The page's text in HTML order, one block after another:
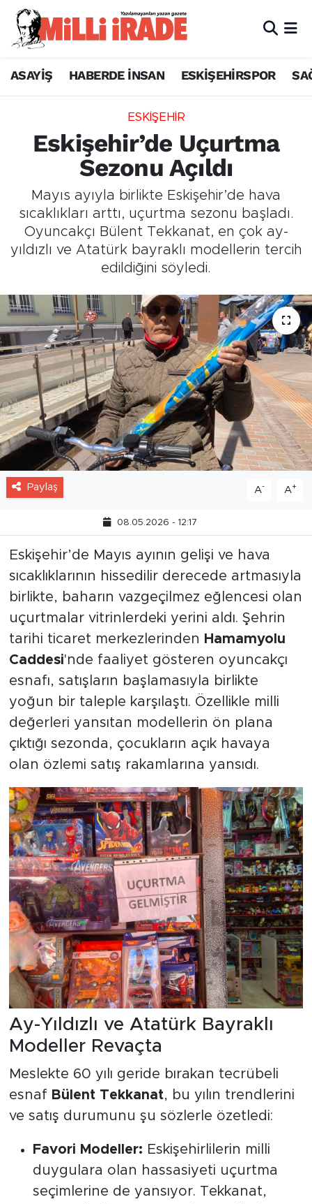
ASAYİŞ HABERDE İNSAN ESKİŞEHİRSPOR
ESKİŞEHİR
Eskişehir’de Uçurtma
Sezonu Açıldı
Mayıs ayıyla birlikte Eskişehir’de hava
sıcaklıkları arttı, uçurtma sezonu başladı.
Oyuncakçı Bülent Tekkanat, en çok ay-
yıldızlı ve Atatürk bayraklı modellerin tercih
edildiğini söyledi.
Paylaş A- A+
08.05.2026 - 12:17
Eskişehir’de Mayıs ayının gelişi ve hava
sıcaklıklarının hissedilir derecede artmasıyla
birlikte, baharın vazgeçilmez eğlencesi olan
uçurtmalar vitrinlerdeki yerini aldı. Şehrin
tarihi ticaret merkezlerinden Hamamyolu
Caddesi'nde faaliyet gösteren oyuncakçı
esnafı, satışların başlamasıyla birlikte
yoğun bir taleple karşılaştı. Özellikle milli
değerleri yansıtan modellerin ön plana
çıktığı sezonda, çocukların açık havaya
olan özlemi satış rakamlarına yansıdı.
Ay-Yıldızlı ve Atatürk Bayraklı
Modeller Revaçta
Meslekte 60 yılı geride bırakan tecrübeli
esnaf Bülent Tekkanat, bu yılın trendlerini
ve satış durumunu şu sözlerle özetledi:
Favori Modeller: Eskişehirlilerin milli
duygulara olan hassasiyeti uçurtma
seçimlerine de yansıyor. Tekkanat,